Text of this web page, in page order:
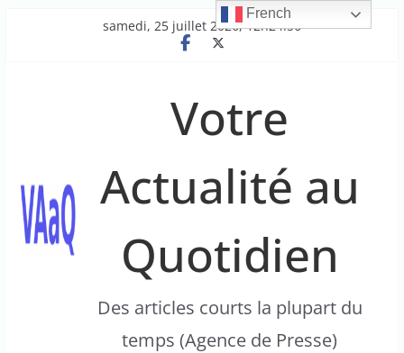
samedi, 25 juillet 2026, 12h24:56
Votre
Actualité au
Quotidien
Des articles courts la plupart du
temps (Agence de Presse)
French